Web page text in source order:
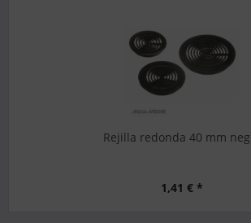
Rejilla redonda 40 mm
1,41 € *